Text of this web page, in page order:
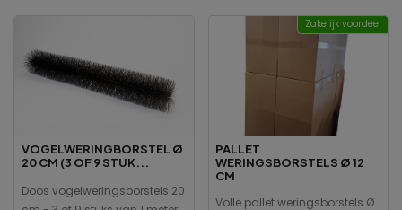
VOGELWERINGBORSTEL Ø
20 CM (3 OF 9 STUK...
Doos vogelweringsborstels 20
Zakelijk voordeel
PALLET
WERINGSBORSTELS Ø 12
CM
Volle pallet weringsborstels Ø